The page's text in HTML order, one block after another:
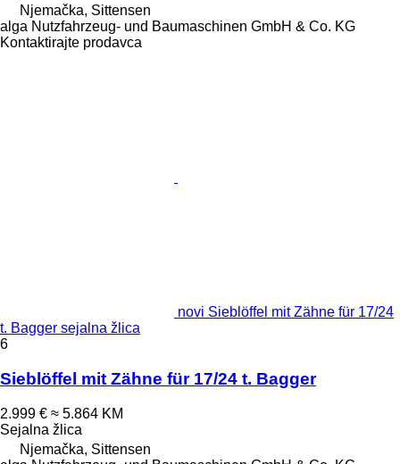
Njemačka, Sittensen
alga Nutzfahrzeug- und Baumaschinen GmbH & Co. KG
Kontaktirajte prodavca
novi Sieblöffel mit Zähne für 17/24
t. Bagger sejalna žlica
6
Sieblöffel mit Zähne für 17/24 t. Bagger
2.999 € ≈ 5.864 KM
Sejalna žlica
Njemačka, Sittensen